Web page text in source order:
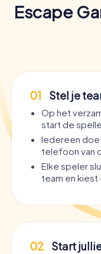
Escape
01 Stel je
Op het
start de
Iedereen
telefoon van
Elke speler
team en kiest
02 Start